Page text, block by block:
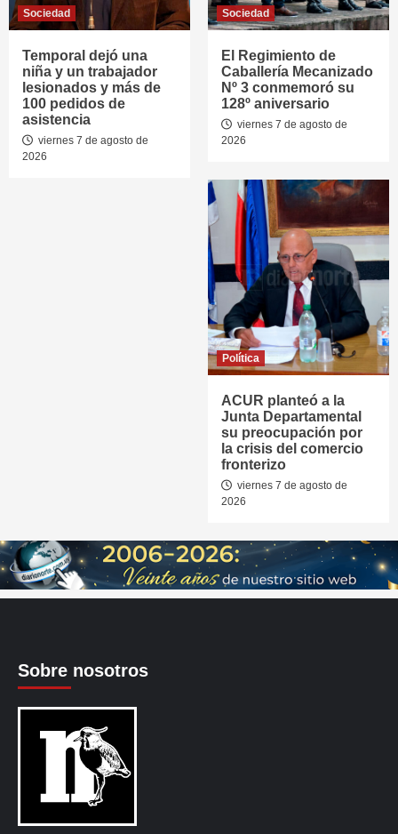
Sociedad
Temporal dejó una
niña y un trabajador
lesionados y más de
100 pedidos de
asistencia
viernes 7 de agosto de
2026
Sociedad
El Regimiento de
Caballería Mecanizado
Nº 3 conmemoró su
128º aniversario
viernes 7 de agosto de
2026
Política
ACUR planteó a la
Junta Departamental
su preocupación por
la crisis del comercio
fronterizo
viernes 7 de agosto de
2026
Sobre nosotros